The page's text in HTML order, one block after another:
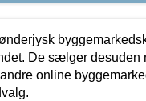
De sælger desuden
online